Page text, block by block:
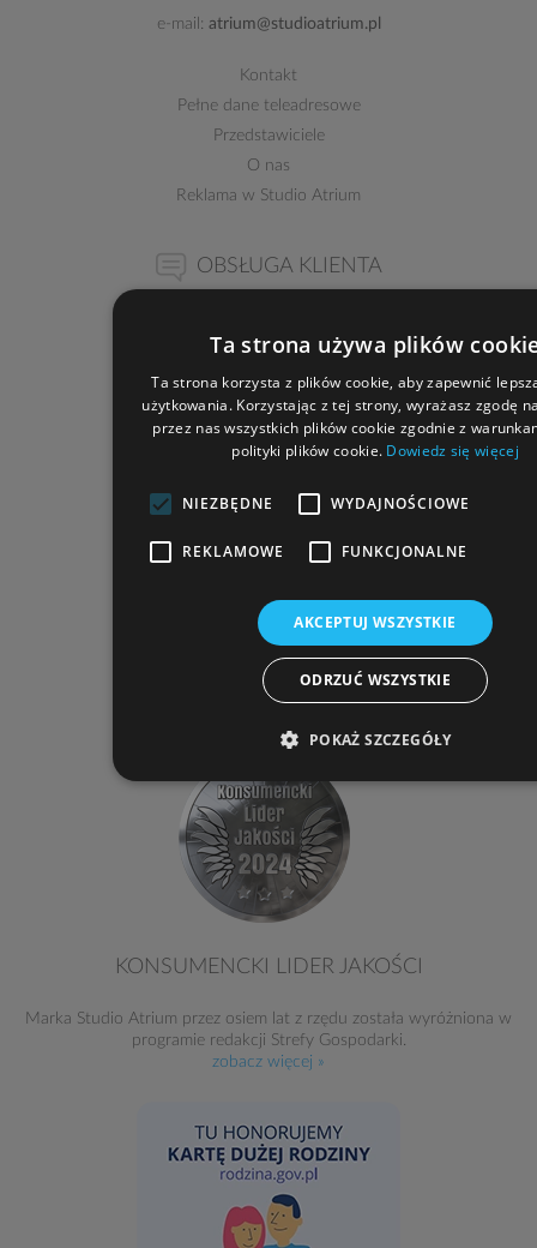
e-mail: atrium@studioatrium.pl
Kontakt
Pełne dane teleadresowe
Przedstawiciele
O nas
Reklama w Studio Atrium
OBSŁUGA KLIENTA
33 822 94 96
NAPISZ DO NAS
ZAMÓWIENIA
Zasady sprzedaży
regulamin
Co zawiera projekt
Jak kupować?
Dodatki do projektów
Projekty domów alfabetycznie
KONSUMENCKI LIDER JAKOŚCI
Marka Studio Atrium przez osiem lat z rzędu została wyróżniona w
programie redakcji Strefy Gospodarki.
zobacz więcej »
Ta strona używa plików
Ta strona korzysta z plików cookie, aby zapewnić
użytkowania. Korzystając z tej strony, wyrażasz zgodę
przez nas wszystkich plików cookie zgodnie z
polityki plików cookie. Dowiedz się więcej
NIEZBĘDNE WYDAJNOŚCIOWE
REKLAMOWE FUNKCJONALNE
AKCEPTUJ WSZYSTKIE
ODRZUĆ WSZYSTKIE
POKAŻ SZCZEGÓŁY